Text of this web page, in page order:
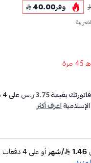
وفر40.00
45 مرة
بقيمة3.75 ر.س على4
اعرف أكثر